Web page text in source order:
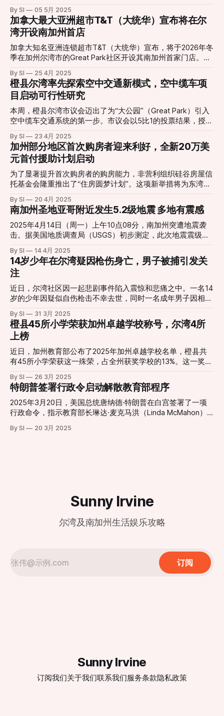
司还计划提供2,000张租金折扣券，价值约7,200万美元，以支
持经济适用房项目。 艾尔文公司高级副总裁杰夫·戴维斯
（Jeff Davis）指出，该社区地理位置优越，靠近尔湾光谱中
心（Irvine Spectrum Center），居民可步行或骑行前往就业
中心和交通枢纽。
游艇。 据当地警方透露，受害人最初接到自称是“联邦调查局”
特工的电话，称其银行账户涉嫌洗钱活动，需将资金转移至
“安全账户”以配合调查。随后，诈骗分子引导他下载交易应
用，并将资金转入指定账户。在接下来的几个月中，受害人多
次将资金转入这些账户，累计金额接近200万美元。 更令人震
惊的是，诈骗分子还诱导受害人将其位于尔湾的房产和一艘游
艇转让给他们，声称这是“资产保护”措施。当受害人意识到自
己被骗并报警时，房产和游艇已被转售，资金难以追回。 警
方表示，这起案件是近年来针对老年人的诈骗案件中最严重的
一起，诈骗分子利用受害人对执法机构的信任和对技术的陌
生，实施了精心策划的骗局。
By SI 05 5月 2025
加拿大最大亚洲超市T&T（大统华）宣布将在尔
湾开设南加州首店
加拿大知名亚洲连锁超市T&T（大统华）宣布，将于2026年冬
季在加州尔湾市的Great Park社区开设其南加州首家门店。这
一步拓展美国市场的重要一步。 新店选址于Great Park的The
Canopy商业中心，营业面积约3.4万平方英尺，预计将为当地
创造180个就业机会。T&T将为尔湾及周边居民带来丰富的亚
洲食品选择，包括新鲜农产品、特色熟食、现烤面包及亚洲流
行零食等。门店还将设有自助热食区、寿司吧、烧腊档及街头
小吃专区，满足不同消费者的用餐需求。 T&T首席执行官李佩
婷表示：“自我们宣布进军美国市场以来，来自全美各地的顾
客反馈热烈，而尔湾一直是呼声最高的城市之一。我们期待为
尔湾社区带来独特的购物体验，让更多家庭通过美食连接彼
此，探索亚洲传统与创新的美味。” 据悉，T&T尔湾店将成为
Great Park社区新兴商业地标，服务于日益增长的人口与每年
数百万的体育公园访客。尚未开业期间，消费者可通过T&T官
网及App选购部分干货和美妆产品，体验线上购物服务。 T&T
超市创立于1993年，
By SI 25 4月 2025
橙县尔湾率先探索空中交通新模式，空中缆车项
目启动可行性研究
本周，橙县尔湾市议会迈出了为“大公园”（Great Park）引入
空中缆车交通系统的第一步。市议会以5比1的投票结果，授权
1300英亩的大公园内建设缆车式公共交通系统的可行性。这
一举措有望让市民和游客在园区内出行更加便捷，并享受独特
的空中视角。 项目概况与初步方案 根据初步提案，Swyft
Cities将为欧文市提供为期一年的试点项目，价值约1000万美
元，包括设备和服务。试点期间将部署8辆缆车，连接游客中
周三天，其余时间的运营和维护费用则需由市政府承担。 市
府报告指出，空中缆车系统能够“跨越传统步行障碍”，绕过建
筑物和园区景观，有效降低地面交通建设的复杂性和成本。
争议与质疑 尽管项目获得多数通过，但不少市议员表达了对
项目透明度和安全性的担忧。市议员James Mai指出，相关报
告主要依赖Swyft Cities自身数据，缺乏独立第三方验证，也
未详尽披露长期运维及升级成本。此外，他还质疑该系统能否
应对强风、地震和高温等极端天气，以及技术失效或淘汰后的
By SI 23 4月 2025
加州部分地区首次购房者迎来利好，全新20万美
元首付援助计划启动
为了显著提升首次购房者的购房能力，非营利组织硅谷房屋信
托基金会隆重推出了“住房圆梦计划”。这项新举措将为东湾地
旨在减轻高昂首付给许多渴望在湾区置业的人们带来的经济压
力，这通常是他们实现购房梦想的主要障碍。“住房圆梦计划”
将提供房产购买价格高达40%的援助，每位购房者的最高援助
金额为20万美元。 “住房圆梦计划”关键细节： * 适用县
（Contra Costa County）。 * 申请资格： 首次购房者，即过
去三年内未曾拥有并居住过房产，且符合特定的收入要求。收
入上限设定为各县 median income 的80%。例如，在阿拉米
达县，单人家庭的最高收入为84,600美元，四口之家的最高
收入为120,800美元。 * 购房者自有资金： 申请人必须至少贡
献房产购买价格的3%作为自有资金。 * 贷款条款： 首付援助
以30年期延期偿还贷款的形式提供。这意味着购房者无需每月
支付本金或利息。全部援助金额将在30年贷款期满时或房产在
By SI 20 4月 2025
南加州圣地亚哥附近发生5.2级地震 多地有震感
2025年4月14日（周一）上午10点08分，南加州突遭地震袭
击。据美国地质调查局（USGS）初步测定，此次地震震级为
4公里处。该地以苹果派和山林美景闻名。 震感范围广泛 这次
地震波及范围相当广泛，包括圣地亚哥、洛杉矶、里弗赛德、
圣贝纳迪诺县，甚至橙县部分地区都有震感。不少居民表示，
家中吊灯摇晃、物品晃动，一些手机用户还在震动前几秒收到
了地震预警（ShakeAlert）通知。 震级下调 多次余震 USGS
最初将地震定为6.0级，随后修正为5.2级。主震过后，当地陆
续记录到多次余震，其中最强的一次出现在博雷戈斯普林斯
（Borrego Springs）附近，震级为3.5级。 暂无伤亡报告 截
至目前，暂无人员伤亡或重大财产损失的通报。圣地亚哥县警
局与部分企业反映，仅出现少量如杯具掉落等轻微状况。加州
州长加文·纽森已听取简报，并表示州政府正与地方应急部门
保持协作，密切关注后续发展。 持续监测
By SI 14 4月 2025
14岁少年在尔湾疑因枪伤身亡，男子被捕引发关
注
近日，尔湾社区因一起悲剧事件陷入震惊和悲痛之中。一名14
岁的少年因疑似自伤枪击不幸去世，同时一名成年男子因相关
40分左右，警方和急救人员接到报警，赶往位于
Heathergreen和Weepingwood交界处的一处住宅。报警称有
一名少年遭受枪击伤害。当警方到达现场时，发现一名受伤的
少年并立即展开急救，但不幸的是，该少年最终抢救无效去
世。 调查显示，这名少年的枪伤可能是自伤造成，但目前尚
示：“我们可能永远无法知道这是否是有意为之或纯属意外。”
据悉，死者并非该住宅的居民，而是与另一名少年一起到访朋
友家。事发时是否有人在场仍在调查中。警方强调，这起事件
并非由于玩游戏引发，但具体原因仍需进一步查明。 涉事男
子被捕 尔湾警方在周五宣布逮捕了56岁的Douglas Yeager，
他因涉嫌“枪支存储不当”和“危害儿童安全”被拘留。调查显
By SI 31 3月 2025
橙县45所小学荣获加州卓越学校称号，尔湾4所
上榜
近日，加州教育部公布了2025年加州卓越学校名单，橙县共
有45所小学荣获这一殊荣，占全州获奖学校的13%。这一奖项
缩小成就差距方面取得显著成效的学校。 卓越表现与成就差
距缩小的双重认可 加州卓越学校奖分为两个类别：“学生卓越
表现”和“缩小成就差距”。前者表彰整体学术成绩优秀的学校，
后者则奖励在帮助历史上面临教育障碍的学生群体取得进步方
这一成就反映了教育者、工作人员、学生和家庭之间的紧密合
小学涵盖多个学区，包括安纳海姆学区（Anaheim Elementary
School District）、卡皮斯特拉诺联
By SI 26 3月 2025
特朗普签署行政令启动解散教育部程序
2025年3月20日，美国总统唐纳德·特朗普在白宫签署了一项
行政命令，指示教育部长琳达·麦克马洪（Linda McMahon）
还给各州和地方政府，兑现了他在竞选期间的承诺。 在签署
计划（Title I）等关键服务的持续性。 这些职能预计将被重新
育部获得约15亿美元的特殊教育资金和近33亿美元的《每个
教育界人士对此举表示担忧。 加州教师协会主席戴维·戈德堡
（David Goldberg）表示，这将对依赖联邦援助的弱势学生产
By SI 20 3月 2025
Sunny Irvine
尔湾及南加州生活娱乐攻略
订阅
Sunny Irvine
订阅我们关于我们联系我们服务条款隐私政策